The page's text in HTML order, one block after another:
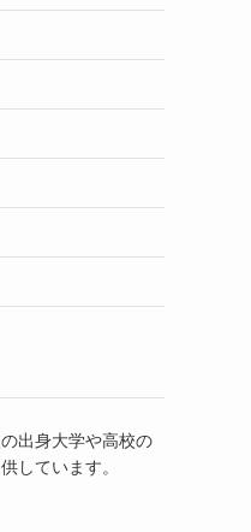
出身大学や高校の
しています。